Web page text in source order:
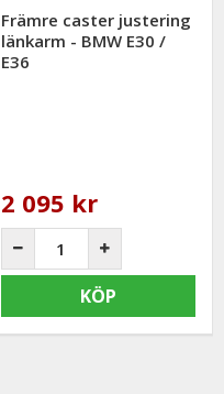
Främre caster justering
länkarm - BMW E30 /
E36
2 095 kr
KÖP